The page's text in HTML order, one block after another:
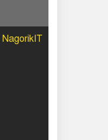
NagorikIT